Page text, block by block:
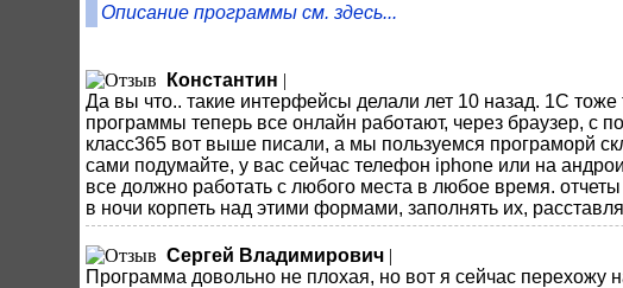
Описание программы см. здесь...
Константин |
Да вы что.. такие интерфейсы делали лет 10 назад. 1С
программы теперь все онлайн работают, через браузер, с
класс365 вот выше писали, а мы пользуемся програморй
сами подумайте, у вас сейчас телефон iphone или на
все должно работать с любого места в любое время.
в ночи корпеть над этими формами, заполнять их,
Сергей Владимирович |
Программа довольно не плохая, но вот я сейчас перехожу